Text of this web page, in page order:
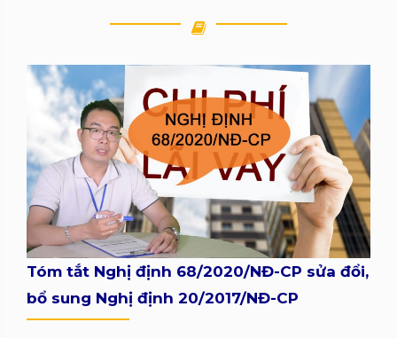
Tóm tắt Nghị định 68/2020/NĐ-CP sửa đổi,
bổ sung Nghị định 20/2017/NĐ-CP